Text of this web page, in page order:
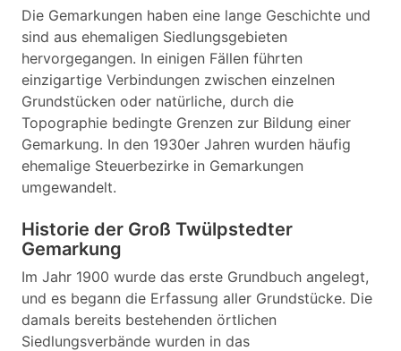
Die Gemarkungen haben eine lange Geschichte und
sind aus ehemaligen Siedlungsgebieten
hervorgegangen. In einigen Fällen führten
einzigartige Verbindungen zwischen einzelnen
Grundstücken oder natürliche, durch die
Topographie bedingte Grenzen zur Bildung einer
Gemarkung. In den 1930er Jahren wurden häufig
ehemalige Steuerbezirke in Gemarkungen
umgewandelt.
Historie der Groß Twülpstedter
Gemarkung
Im Jahr 1900 wurde das erste Grundbuch angelegt,
und es begann die Erfassung aller Grundstücke. Die
damals bereits bestehenden örtlichen
Siedlungsverbände wurden in das